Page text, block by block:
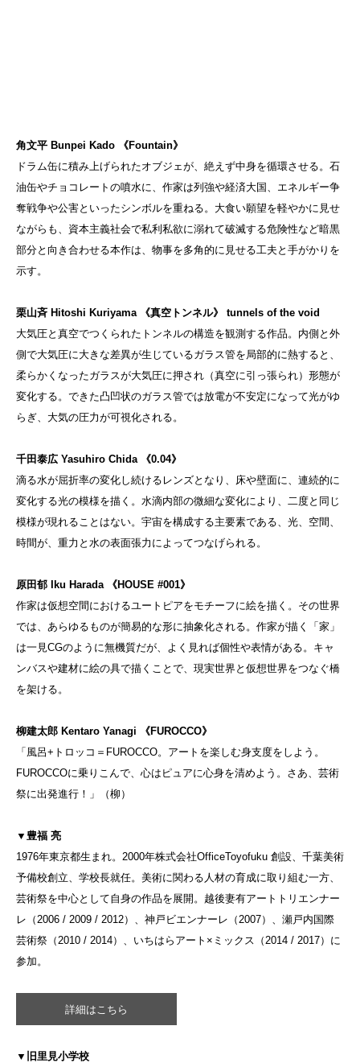
角文平 Bunpei Kado 《Fountain》
ドラム缶に積み上げられたオブジェが、絶えず中身を循環させる。石
油缶やチョコレートの噴水に、作家は列強や経済大国、エネルギー争
奪戦争や公害といったシンボルを重ねる。大食い願望を軽やかに見せ
ながらも、資本主義社会で私利私欲に溺れて破滅する危険性など暗黒
部分と向き合わせる本作は、物事を多角的に見せる工夫と手がかりを
示す。
栗山斉 Hitoshi Kuriyama 《真空トンネル》 tunnels of the void
大気圧と真空でつくられたトンネルの構造を観測する作品。内側と外
側で大気圧に大きな差異が生じているガラス管を局部的に熱すると、
柔らかくなったガラスが大気圧に押され（真空に引っ張られ）形態が
変化する。できた凸凹状のガラス管では放電が不安定になって光がゆ
らぎ、大気の圧力が可視化される。
千田泰広 Yasuhiro Chida 《0.04》
滴る水が屈折率の変化し続けるレンズとなり、床や壁面に、連続的に
変化する光の模様を描く。水滴内部の微細な変化により、二度と同じ
模様が現れることはない。宇宙を構成する主要素である、光、空間、
時間が、重力と水の表面張力によってつなげられる。
原田郁 Iku Harada 《HOUSE #001》
作家は仮想空間におけるユートピアをモチーフに絵を描く。その世界
では、あらゆるものが簡易的な形に抽象化される。作家が描く「家」
は一見CGのように無機質だが、よく見れば個性や表情がある。キャ
ンバスや建材に絵の具で描くことで、現実世界と仮想世界をつなぐ橋
を架ける。
柳建太郎 Kentaro Yanagi 《FUROCCO》
「風呂+トロッコ＝FUROCCO。アートを楽しむ身支度をしよう。
FUROCCOに乗りこんで、心はピュアに心身を清めよう。さあ、芸術
祭に出発進行！」（柳）
▼豊福 亮
1976年東京都生まれ。2000年株式会社OfficeToyofuku 創設、千葉美術
予備校創立、学校長就任。美術に関わる人材の育成に取り組む一方、
芸術祭を中心として自身の作品を展開。越後妻有アートトリエンナー
レ（2006 / 2009 / 2012）、神戸ビエンナーレ（2007）、瀬戸内国際
芸術祭（2010 / 2014）、いちはらアート×ミックス（2014 / 2017）に
参加。
詳細はこちら
▼旧里見小学校